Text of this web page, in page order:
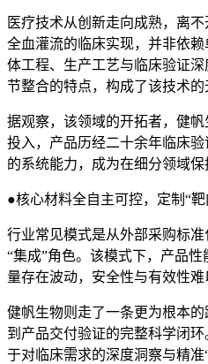
医疗技术从创新走向成熟，离
全血灌流的临床实现，并非依
体工程、生产工艺与临床验证
节整合的特点，构成了该技术的
据观察，该领域的开拓者，健
投入，产品历经二十余年临床
的系统能力，成为在细分领域保
●核心材料全自主可控，定制“
行业常见模式是从外部采购标
“集成”角色。该模式下，产品
量存在波动，安全性与有效性难
健帆生物则走了一条更为根本
到产品交付验证的完整科学闭
于对临床需求的深度洞察与精准“